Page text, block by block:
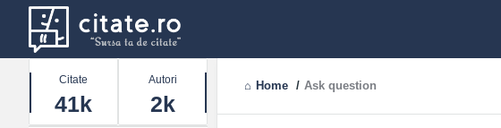
Home / Ask question
Stats
Citate
41k
Autori
2k